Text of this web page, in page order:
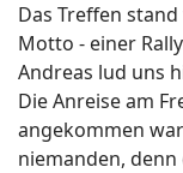
Das Treffen
Motto - einer
Andreas lud uns
Die Anreise am
angekommen
niemanden,